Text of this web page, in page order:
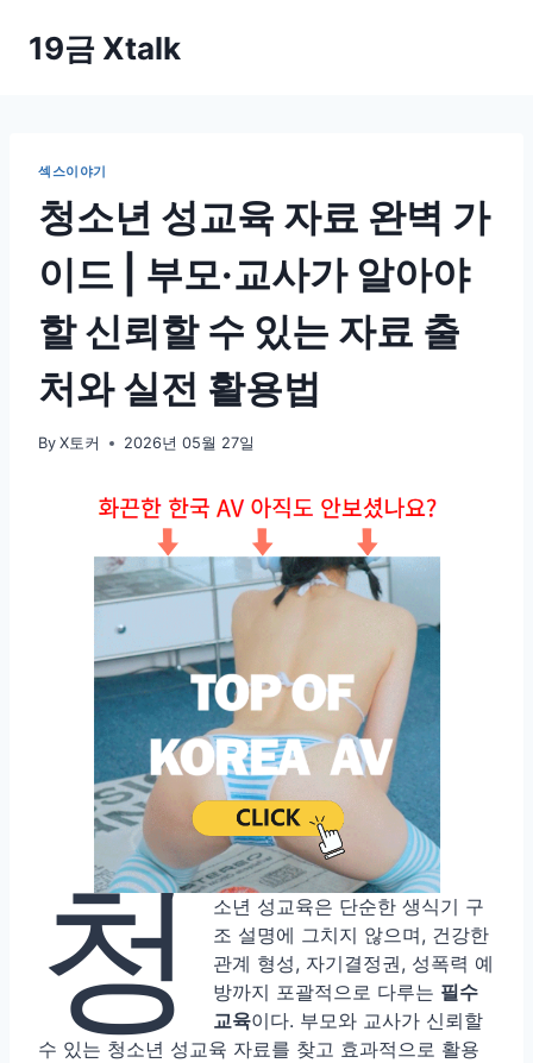
19금 Xtalk
섹스이야기
청소년 성교육 자료 완벽 가
이드 | 부모·교사가 알아야
할 신뢰할 수 있는 자료 출
처와 실전 활용법
By X토커 2026년 05월 27일
청
소년 성교육은 단순한 생식기 구
조 설명에 그치지 않으며, 건강한
관계 형성, 자기결정권, 성폭력 예
방까지 포괄적으로 다루는 필수
교육이다. 부모와 교사가 신뢰할
수 있는 청소년 성교육 자료를 찾고 효과적으로 활용